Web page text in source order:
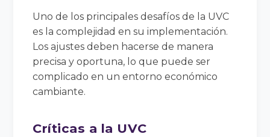
Uno de los principales desafíos de la UVC
es la complejidad en su implementación.
Los ajustes deben hacerse de manera
precisa y oportuna, lo que puede ser
complicado en un entorno económico
cambiante.
Críticas a la UVC